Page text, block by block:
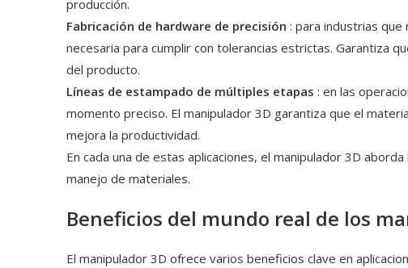
producción.
Fabricación de hardware de precisión : para industrias
necesaria para cumplir con tolerancias estrictas. Garantiza
del producto.
Líneas de estampado de múltiples etapas : en las
momento preciso. El manipulador 3D garantiza que el
mejora la productividad.
En cada una de estas aplicaciones, el manipulador 3D
manejo de materiales.
Beneficios del mundo real de los
El manipulador 3D ofrece varios beneficios clave en